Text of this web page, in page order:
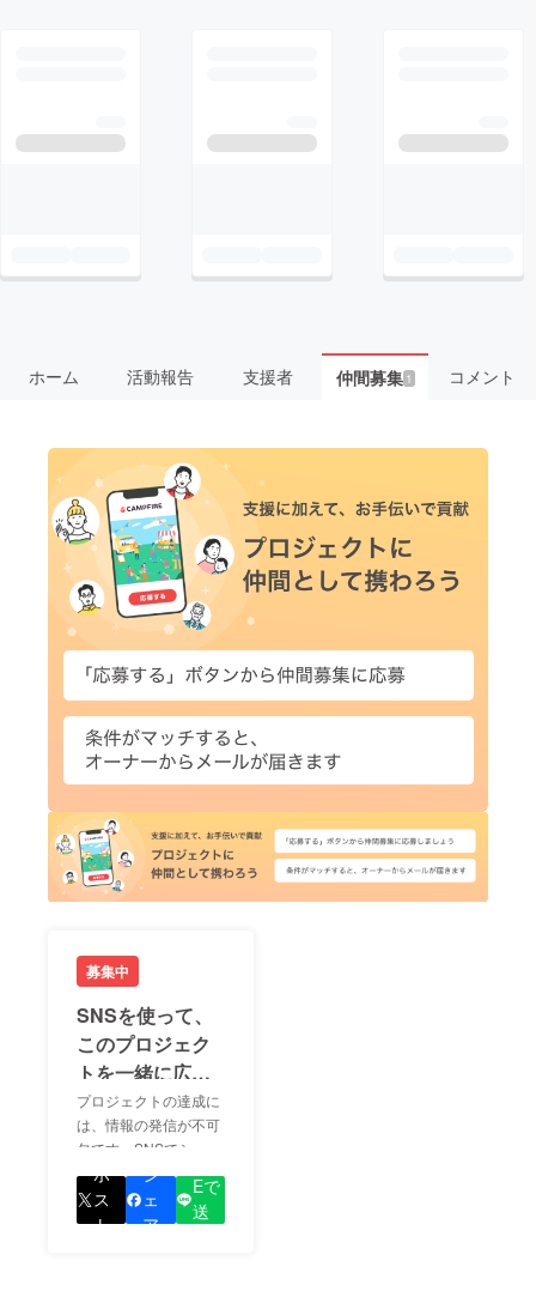
ホーム 活動報告 支援者 仲間募集 1 コメント
募集中
SNSを使って、
このプロジェク
トを一緒に広め
ましょう！
プロジェクトの達成に
は、情報の発信が不可
欠です。SNSでシェア
をして、あなたが応援
しているプロジェクト
の良さを知ってもらい
ポ
ス
ト
シ
ェ
ア
Eで
送